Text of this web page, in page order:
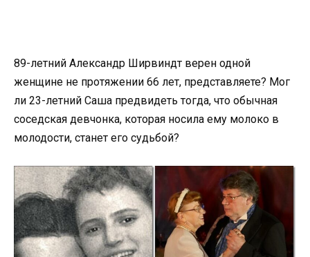
89-летний Александр Ширвиндт верен одной
женщине не протяжении 66 лет, представляете? Мог
ли 23-летний Саша предвидеть тогда, что обычная
соседская девчонка, которая носила ему молоко в
молодости, станет его судьбой?